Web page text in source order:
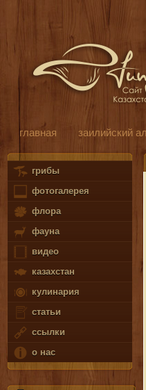
главная заилийский
грибы
фотогалерея
флора
фауна
видео
казахстан
кулинария
статьи
ссылки
о нас